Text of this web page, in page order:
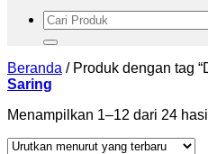
Pencarian
untuk:
Beranda /Produk dengan tag
Saring
Menampilkan 1–12 dari 24 hasil